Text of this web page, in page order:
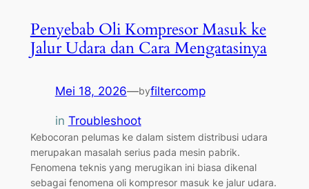
Penyebab Oli Kompresor Masuk ke
Jalur Udara dan Cara Mengatasinya
Mei 18, 2026—byfiltercomp
in Troubleshoot
Kebocoran pelumas ke dalam sistem distribusi udara
merupakan masalah serius pada mesin pabrik.
Fenomena teknis yang merugikan ini biasa dikenal
sebagai fenomena oli kompresor masuk ke jalur udara.